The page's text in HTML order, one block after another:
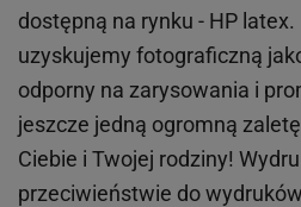
dostępną na rynku - HP
uzyskujemy fotograficzną
odporny na zarysowania i
jeszcze jedną ogromną
Ciebie i Twojej rodziny!
przeciwieństwie do wydruków